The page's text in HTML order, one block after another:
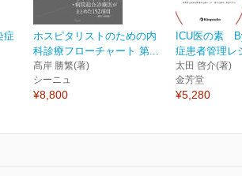
症
ホスピタリストのための内
科診療フローチャート 第...
髙岸 勝繁(著)
シーニュ
¥8,800
ICU医の素
症患者管理レ
太田 啓介(著)
金芳堂
¥5,280